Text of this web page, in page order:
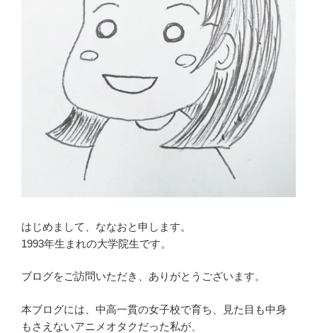
はじめまして、ななおと申します。
1993年生まれの大学院生です。
ブログをご訪問いただき、ありがとうございます。
本ブログには、中高一貫の女子校で育ち、見た目も中身
もさえないアニメオタクだった私が、